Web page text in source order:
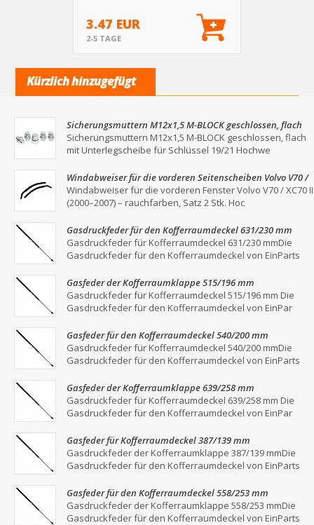
3.47 EUR
2-5 TAGE
Kürzlich hinzugefügt
Sicherungsmuttern M12x1,5 M-BLOCK geschlossen, flach
mit Unterlegscheibe für Schlüssel 19/21
Sicherungsmuttern M12x1,5 M-BLOCK geschlossen, flach
mit Unterlegscheibe für Schlüssel 19/21 Hochwe
Windabweiser für die vorderen Seitenscheiben Volvo V70 /
XC70 II (2000–2007) – Rauchgrau, 2er-Set
Windabweiser für die vorderen Fenster Volvo V70 / XC70 II
(2000–2007) – rauchfarben, Satz 2 Stk. Hoc
Gasdruckfeder für den Kofferraumdeckel 631/230 mm
Gasdruckfeder für Kofferraumdeckel 631/230 mmDie
Gasdruckfeder für den Kofferraumdeckel von EinParts
Gasfeder der Kofferraumklappe 515/196 mm
Gasdruckfeder für Kofferraumdeckel 515/196 mm Die
Gasdruckfeder für den Kofferraumdeckel von EinPar
Gasfeder für den Kofferraumdeckel 540/200 mm
Gasdruckfeder für Kofferraumdeckel 540/200 mmDie
Gasdruckfeder für den Kofferraumdeckel von EinParts
Gasfeder der Kofferraumklappe 639/258 mm
Gasdruckfeder für Kofferraumdeckel 639/258 mm Die
Gasdruckfeder für den Kofferraumdeckel von EinPar
Gasfeder für Kofferraumdeckel 387/139 mm
Gasdruckfeder der Kofferraumklappe 387/139 mmDie
Gasdruckfeder für den Kofferraumdeckel von EinParts
Gasfeder für den Kofferraumdeckel 558/253 mm
Gasdruckfeder der Kofferraumklappe 558/253 mmDie
Gasdruckfeder für den Kofferraumdeckel von EinParts